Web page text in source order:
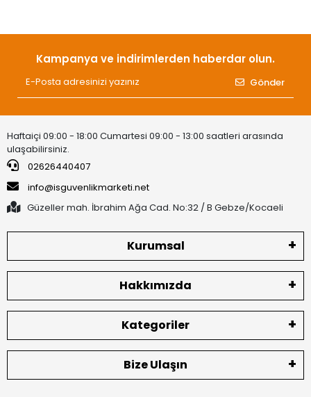
Kampanya ve indirimlerden haberdar olun.
Gönder
Haftaiçi 09:00 - 18:00 Cumartesi 09:00 - 13:00 saatleri arasında
ulaşabilirsiniz.
02626440407
info@isguvenlikmarketi.net
Güzeller mah. İbrahim Ağa Cad. No:32 / B Gebze/Kocaeli
Kurumsal
Hakkımızda
Kategoriler
Bize Ulaşın